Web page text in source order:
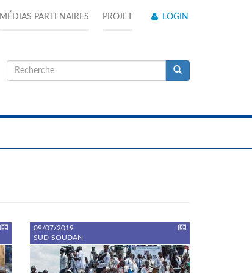
MÉDIAS PARTENAIRES PROJET LOGIN
Formulaire
recherche
09/07/2019
SUD-SOUDAN